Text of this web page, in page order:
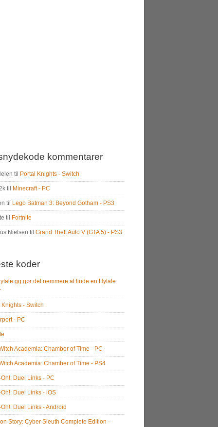
kommentarer
til Portal Knights - Switch
til Minecraft - PC
til Lego Batman 3: Beyond Gotham - PS3
til Fortnite
Nielsen til Grand Theft Auto V (GTA 5) - PS3
koder
gør det nemmere at finde en Hytale
Knights - Switch
- PC
Academia: Chamber of Time - PC
Academia: Chamber of Time - PS4
Duel Links - PC
Duel Links - iOS
Duel Links - Android
Story: Cyber Sleuth Complete Edition -